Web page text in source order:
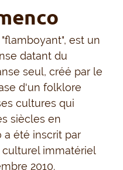
est un
datant du
seul, créé par le
d'un folklore
cultures qui
siècles en
a été inscrit par
culturel immatériel
2010.